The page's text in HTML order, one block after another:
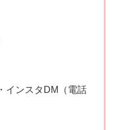
インスタDM（電話